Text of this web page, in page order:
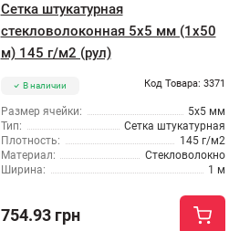
Сетка штукатурная
стекловолоконная 5x5 мм (1x50
м) 145 г/м2 (рул)
В наличии Код Товара: 3371
Размер ячейки:
5x5 мм
Тип:
Сетка штукатурная
Плотность:
145 г/м2
Материал:
Стекловолокно
Ширина:
1 м
754.93 грн